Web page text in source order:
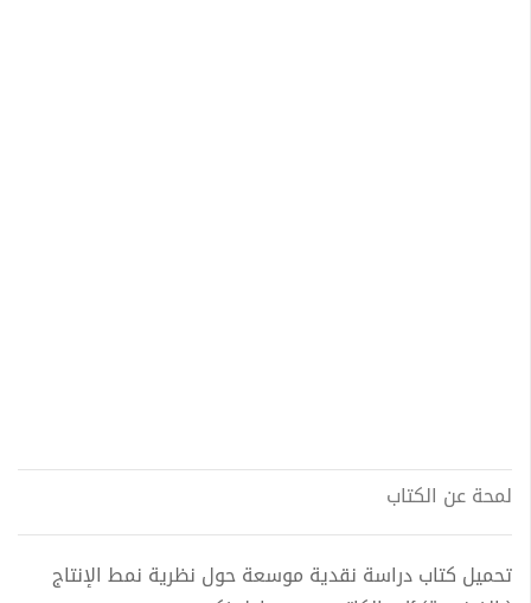
لمحة عن الكتاب
تحميل كتاب دراسة نقدية موسعة حول نظرية نمط الإنتاج